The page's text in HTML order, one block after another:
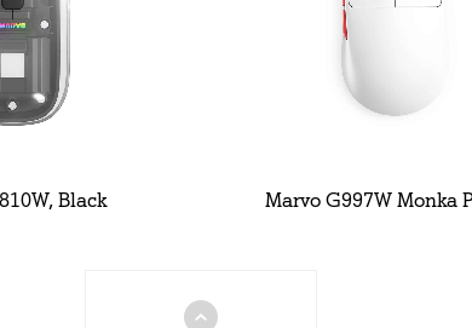
Black Marvo G997W Monka